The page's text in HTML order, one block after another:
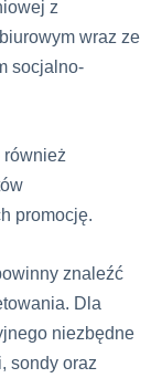
z
wraz ze
socjalno-
również
promocję.
znaleźć
Dla
niezbędne
sondy oraz